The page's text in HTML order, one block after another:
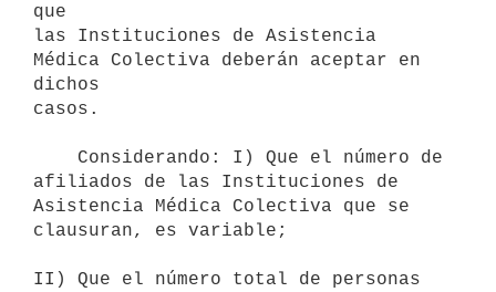
que
las Instituciones de Asistencia
Médica Colectiva deberán aceptar en
dichos
casos.
afiliados de las Instituciones de
Asistencia Médica Colectiva que se
clausuran, es variable;
II) Que el número total de personas